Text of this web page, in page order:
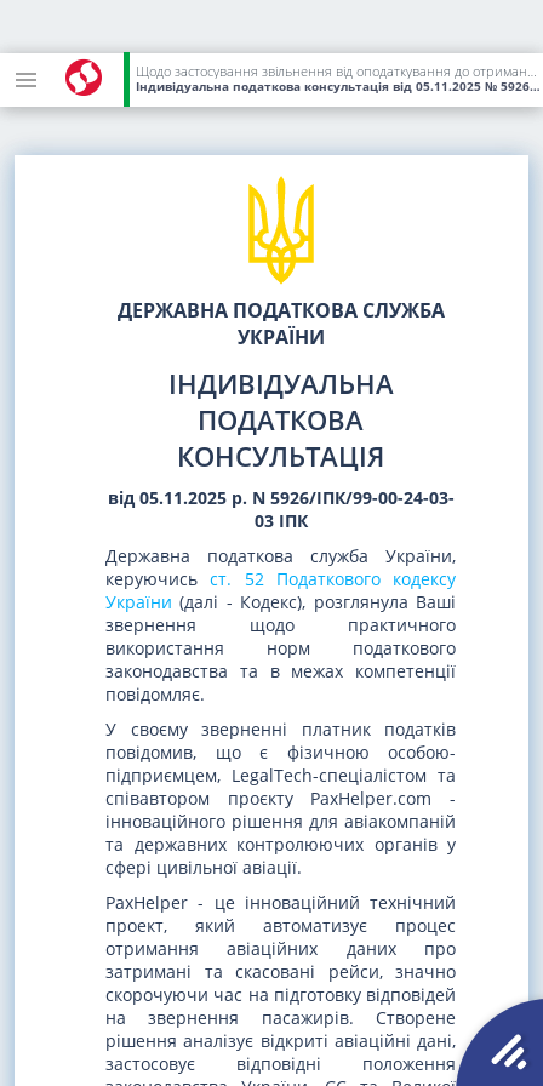
Щодо застосування звільнення від оподаткування до отриманої цільової безповоротної фінансової допомоги (субгранту)
Індивідуальна податкова консультація від 05.11.2025 № 5926/ІПК/99-00-24-03-03 ІПК
ДЕРЖАВНА ПОДАТКОВА СЛУЖБА
УКРАЇНИ
ІНДИВІДУАЛЬНА
ПОДАТКОВА
КОНСУЛЬТАЦІЯ
від 05.11.2025 р. N 5926/ІПК/99-00-24-03-
03 ІПК
Державна податкова служба України,
керуючисьст. 52 Податкового кодексу
України (далі - Кодекс), розглянула Ваші
звернення щодо практичного
використання норм податкового
законодавства та в межах компетенції
повідомляє.
У своєму зверненні платник податків
повідомив, що є фізичною особою-
підприємцем, LegalTech-спеціалістом та
співавтором проєкту PaxHelper.com -
інноваційного рішення для авіакомпаній
та державних контролюючих органів у
сфері цивільної авіації.
PaxHelper - це інноваційний технічний
проект, який автоматизує процес
отримання авіаційних даних про
затримані та скасовані рейси, значно
скорочуючи час на підготовку відповідей
на звернення пасажирів. Створене
рішення аналізує відкриті авіаційні дані,
застосовує відповідні положення